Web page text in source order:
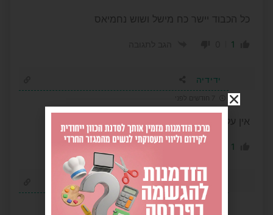
כל הכבוד יישר כח מישל ושוש נחמיאס
1
ידידיה
אין על הנתינה של מישל ביטון
1 הגב לתגובה
שוקי